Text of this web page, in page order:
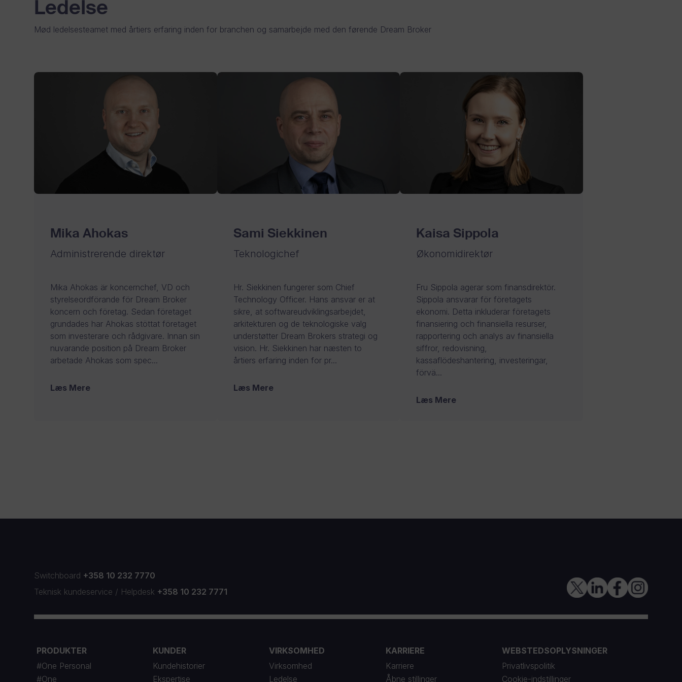
Ledelse
Mød ledelsesteamet med årtiers erfaring inden for branchen og samarbejde med den førende Dream Broker
Mika Ahokas
Administrerende direktør
Mika Ahokas är koncernchef, VD och
styrelseordförande för Dream Broker
koncern och företag. Sedan företaget
grundades har Ahokas stöttat företaget
som investerare och rådgivare. Innan sin
nuvarande position på Dream Broker
arbetade Ahokas som spec...
Læs Mere
Sami Siekkinen
Teknologichef
Hr. Siekkinen fungerer som Chief
Technology Officer. Hans ansvar er at
sikre, at softwareudviklingsarbejdet,
arkitekturen og de teknologiske valg
understøtter Dream Brokers strategi og
vision. Hr. Siekkinen har næsten to
årtiers erfaring inden for pr...
Læs Mere
Kaisa Sippola
Økonomidirektør
Fru Sippola agerar som finansdirektör.
Sippola ansvarar för företagets
ekonomi. Detta inkluderar företagets
finansiering och finansiella resurser,
rapportering och analys av finansiella
siffror, redovisning,
kassaflödeshantering, investeringar,
förvä...
Læs Mere
Switchboard +358 10 232 7770
Teknisk kundeservice / Helpdesk +358 10 232 7771
PRODUKTER
#One Personal
#One
KUNDER
Kundehistorier
Ekspertise
VIRKSOMHED
Virksomhed
Ledelse
KARRIERE
Karriere
Åbne stillinger
WEBSTEDSOPLYSNINGER
Privatlivspolitik
Cookie-indstillinger